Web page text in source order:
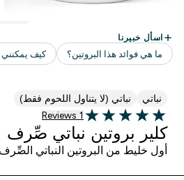
نباتي نباتي (لا يتناول اللحوم فقط)
5 out of 5 stars
1 customer reviews
1 Reviews
كلير بروتين نباتي صِّرف
أول خليط من البروتين النباتي